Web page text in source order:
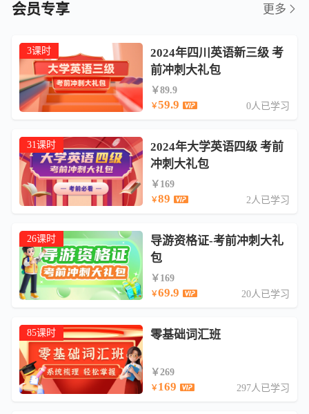
会员专享 更多
3课时
2024年四川英语新三级 考
前冲刺大礼包
￥89.9
￥59.9 0人已学习
31课时
2024年大学英语四级 考前
冲刺大礼包
￥169
￥89 2人已学习
26课时
导游资格证-考前冲刺大礼
包
￥169
￥69.9 20人已学习
85课时 零基础词汇班
￥269
￥169 297人已学习